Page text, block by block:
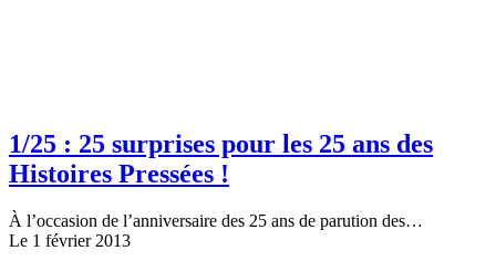
1/25 : 25 surprises pour les 25 ans des
Histoires Pressées !
À l’occasion de l’anniversaire des 25 ans de parution des…
Le 1 février 2013